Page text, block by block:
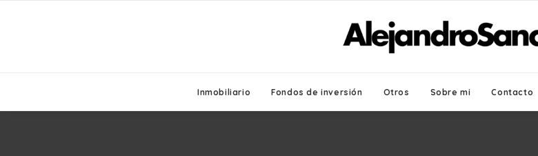
Inmobiliario Fondos de inversión Otros Sobre mi Contacto